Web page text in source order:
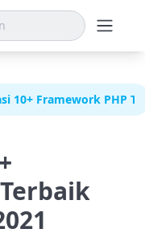
10+ Framework PHP